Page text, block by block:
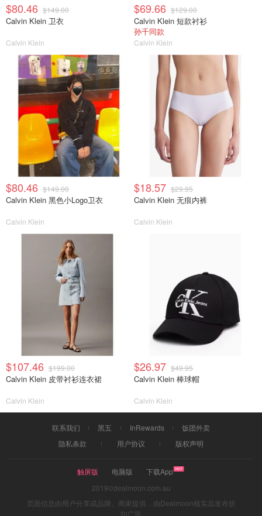
$80.46 $149.00
Calvin Klein 卫衣
Calvin Klein
$69.66 $129.00
Calvin Klein 短款衬衫
孙千同款
Calvin Klein
$80.46 $149.00
Calvin Klein 黑色小Logo卫衣
Calvin Klein
$18.57 $29.95
Calvin Klein 无痕内裤
Calvin Klein
$107.46 $199.00
Calvin Klein 皮带衬衫连衣裙
Calvin Klein
$26.97 $49.95
Calvin Klein 棒球帽
Calvin Klein
联系我们 黑五 InRewards
饭团外卖
隐私条款
用户协议 版权声明
触屏版 电脑版
下载App
2019©dealmoon.com.au
页面信息由用户分享或品牌、商家提供，由Dealmoon核实后发布折
扣广告